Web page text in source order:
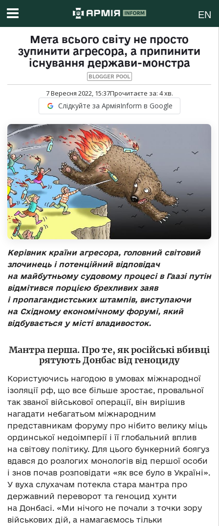
EN
Мета всього світу не просто
зупинити агресора, а припинити
існування держави-монстра
BLOGGER POOL
7 Вересня 2022, 15:37Прочитаєте за: 4хв.
Слідкуйте за АрміяInform в Google
Керівник країни агресора, головний світовий
злочинець і потенційний відповідач
на майбутньому судовому процесі в Гаазі путін
відмітився порцією брехливих заяв
і пропагандистських штампів, виступаючи
на Східному економічному форумі, який
відбувається у місті владивосток.
Мантра перша. Про те, як російські вбивці
рятують Донбас від геноциду
Користуючись нагодою в умовах міжнародної
ізоляції рф, що все більше зростає, провальної
так званої військової операції, він вирішив
нагадати небагатьом міжнародним
представникам форуму про нібито велику міць
ординської недоімперії і її глобальний вплив
на світову політику. Для цього бункерний боягуз
вдався до розлогих монологів від першої особи
і знов почав розповідати «як все було в Україні».
У вуха слухачам потекла стара мантра про
державний переворот та геноцид хунти
на Донбасі. «Ми нічого не почали з точки зору
військових дій, а намагаємось тільки